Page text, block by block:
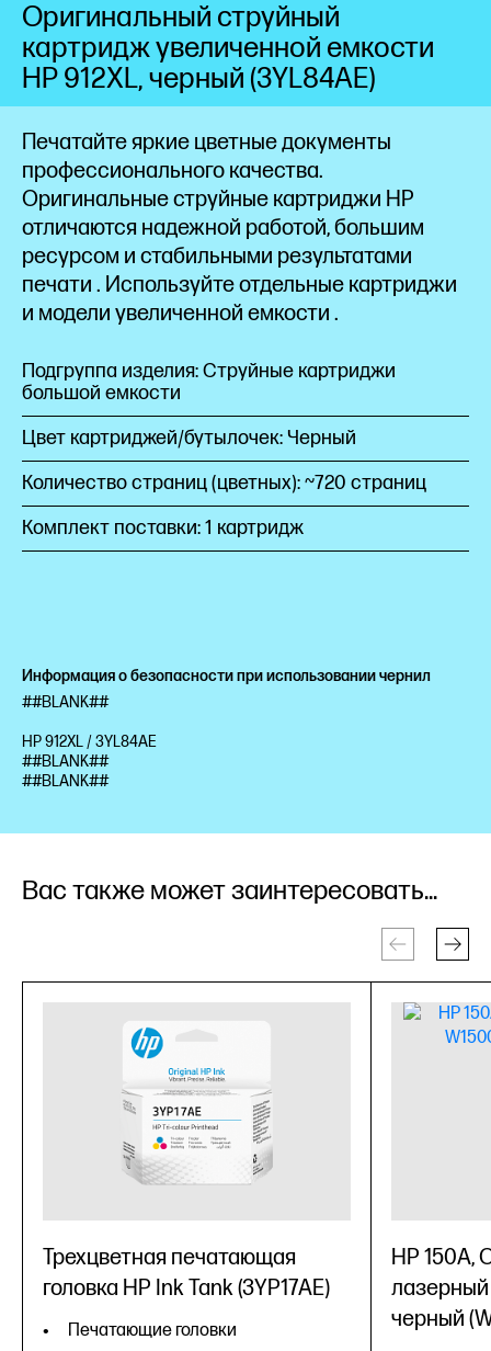
Печатайте яркие цветные документы
профессионального качества.
Оригинальные струйные картриджи HP
отличаются надежной работой, большим
ресурсом и стабильными результатами
печати . Используйте отдельные картриджи
и модели увеличенной емкости .
Подгруппа изделия: Струйные картриджи
большой емкости
Цвет картриджей/бутылочек: Черный
Количество страниц (цветных): ~720 страниц
Комплект поставки: 1 картридж
Оригинальный струйный
картридж увеличенной емкости
HP 912XL, черный (3YL84AE)
Информация о безопасности при использовании чернил
##BLANK##
HP 912XL / 3YL84AE
##BLANK##
##BLANK##
Вас также может заинтересовать...
Трехцветная печатающая
головка HP Ink Tank (3YP17AE)
Печатающие головки
HP 150A,
черный